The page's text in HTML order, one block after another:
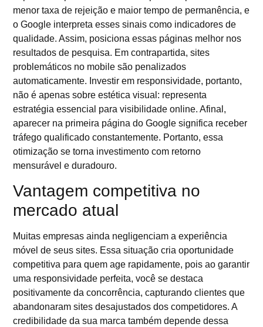
menor taxa de rejeição e maior tempo de permanência, e
o Google interpreta esses sinais como indicadores de
qualidade. Assim, posiciona essas páginas melhor nos
resultados de pesquisa. Em contrapartida, sites
problemáticos no mobile são penalizados
automaticamente. Investir em responsividade, portanto,
não é apenas sobre estética visual: representa
estratégia essencial para visibilidade online. Afinal,
aparecer na primeira página do Google significa receber
tráfego qualificado constantemente. Portanto, essa
otimização se torna investimento com retorno
mensurável e duradouro.
Vantagem competitiva no
mercado atual
Muitas empresas ainda negligenciam a experiência
móvel de seus sites. Essa situação cria oportunidade
competitiva para quem age rapidamente, pois ao garantir
uma responsividade perfeita, você se destaca
positivamente da concorrência, capturando clientes que
abandonaram sites desajustados dos competidores. A
credibilidade da sua marca também depende dessa